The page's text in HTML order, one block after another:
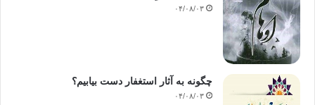
۰۴/۰۸/۰۳
چگونه به آثار استغفار دست بیابیم؟
۰۴/۰۸/۰۳